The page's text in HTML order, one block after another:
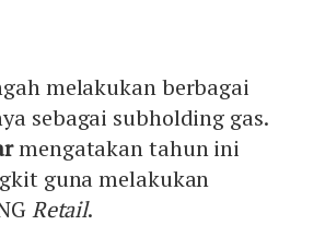
melakukan berbagai
sebagai subholding gas.
mengatakan tahun ini
guna melakukan
Retail.